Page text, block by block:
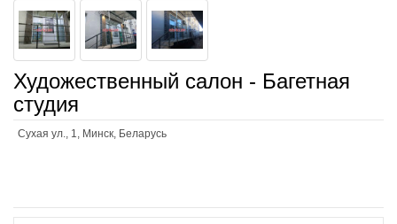
Художественный салон - Багетная
студия
Сухая ул., 1, Минск, Беларусь